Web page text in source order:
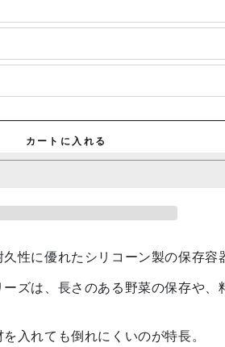
カートに入れる
性に優れたシリコーン製の保存容
ズは、長さのある野菜の保存や、
入れても倒れにくいのが特長。